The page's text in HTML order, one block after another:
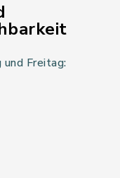
Freitag: